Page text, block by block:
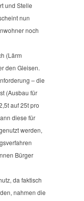
und Stelle
nun
noch
(Lärm
den Gleisen.
– die
(Ausbau für
auf 25t pro
diese für
werden,
Bürger
da faktisch
nahmen die